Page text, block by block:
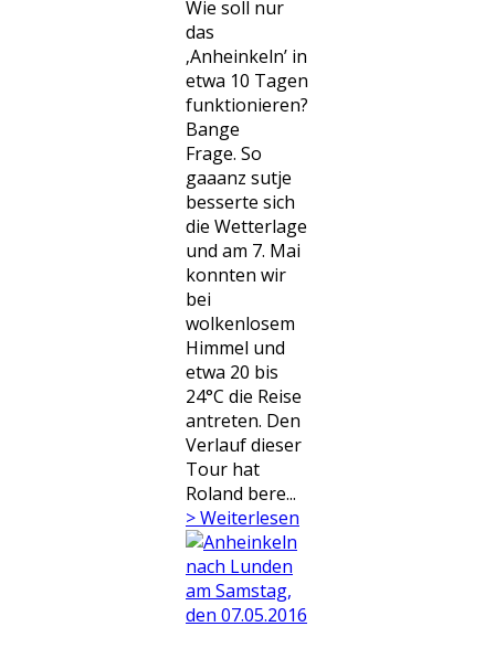
Wie soll nur
das
‚Anheinkeln’ in
etwa 10 Tagen
funktionieren?
Bange
Frage. So
gaaanz sutje
besserte sich
die Wetterlage
und am 7. Mai
konnten wir
bei
wolkenlosem
Himmel und
etwa 20 bis
24°C die Reise
antreten. Den
Verlauf dieser
Tour hat
Roland bere...
> Weiterlesen